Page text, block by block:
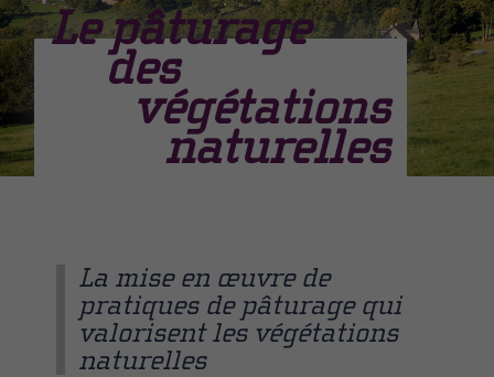
Le pâturage
des
végétations
naturelles
La mise en œuvre de
pratiques de pâturage qui
valorisent les végétations
naturelles